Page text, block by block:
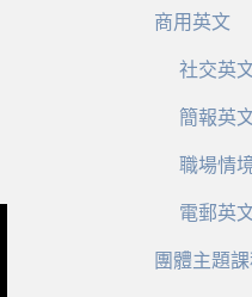
商用英文
社交英
簡報英
職場情
電郵英
團體主題